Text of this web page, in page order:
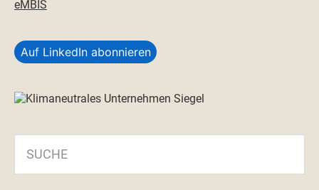
Auf LinkedIn abonnieren